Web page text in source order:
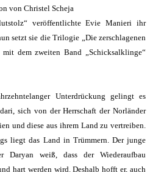
von Christel Scheja
veröffentlichte Evie Manieri ihr
setzt sie die Trilogie „Die zerschlagenen
mit dem zweiten Band „Schicksalklinge“
Unterdrückung gelingt es
sich von der Herrschaft der Norländer
und diese aus ihrem Land zu vertreiben.
liegt das Land in Trümmern. Der junge
Daryan weiß, dass der Wiederaufbau
hart werden wird. Deshalb hofft er, auch